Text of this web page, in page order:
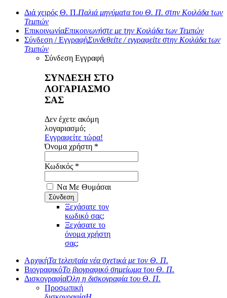
Διά χειρός Θ. Π.Παλιά μηνύματα του Θ. Π. στην Κοιλάδα των
Τεμπών
ΕπικοινωνίαΕπικοινωνήστε με την Κοιλάδα των Τεμπών
Σύνδεση / ΕγγραφήΣυνδεθείτε / εγγραφείτε στην Κοιλάδα των
Τεμπών
Σύνδεση Εγγραφή
ΣΥΝΔΕΣΗ ΣΤΟ
ΛΟΓΑΡΙΑΣΜΟ
ΣΑΣ
Δεν έχετε ακόμη
λογαριασμό;
Εγγραφείτε τώρα!
Όνομα χρήστη *
Κωδικός *
Να Με Θυμάσαι
Ξεχάσατε τον
κωδικό σας;
Ξεχάσατε το
όνομα χρήστη
σας;
ΑρχικήΤα τελευταία νέα σχετικά με τον Θ. Π.
ΒιογραφικόΤο βιογραφικό σημείωμα του Θ. Π.
ΔισκογραφίαΌλη η δισκογραφία του Θ. Π.
Προσωπική